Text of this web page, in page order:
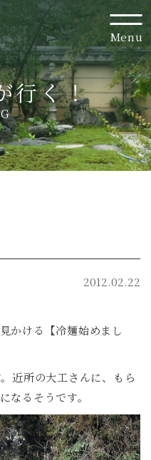
Menu
行く！
2012.02.22
かける【冷麺始めまし
近所の大工さんに、もら
なるそうです。